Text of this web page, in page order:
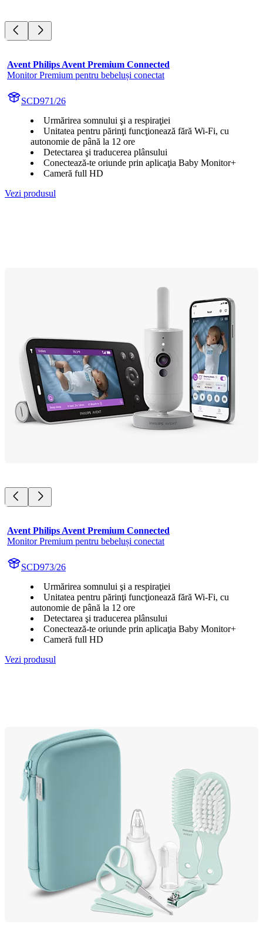
Avent Philips Avent Premium Connected
Monitor Premium pentru bebeluși conectat
SCD971/26
Urmărirea somnului şi a respiraţiei
Unitatea pentru părinţi funcţionează fără Wi-Fi, cu
autonomie de până la 12 ore
Detectarea şi traducerea plânsului
Conectează-te oriunde prin aplicaţia Baby Monitor+
Cameră full HD
Vezi produsul
Avent Philips Avent Premium Connected
Monitor Premium pentru bebeluși conectat
SCD973/26
Urmărirea somnului şi a respiraţiei
Unitatea pentru părinţi funcţionează fără Wi-Fi, cu
autonomie de până la 12 ore
Detectarea şi traducerea plânsului
Conectează-te oriunde prin aplicaţia Baby Monitor+
Cameră full HD
Vezi produsul